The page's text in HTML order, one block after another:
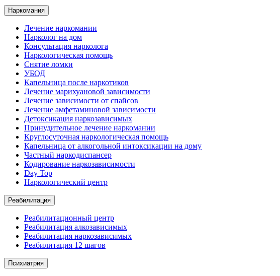
Наркомания
Лечение наркомании
Нарколог на дом
Консультация нарколога
Наркологическая помощь
Снятие ломки
УБОД
Капельница после наркотиков
Лечение марихуановой зависимости
Лечение зависимости от спайсов
Лечение амфетаминовой зависимости
Детоксикация наркозависимых
Принудительное лечение наркомании
Круглосуточная наркологическая помощь
Капельница от алкогольной интоксикации на дому
Частный наркодиспансер
Кодирование наркозависимости
Day Top
Наркологический центр
Реабилитация
Реабилитационный центр
Реабилитация алкозависимых
Реабилитация наркозависимых
Реабилитация 12 шагов
Психиатрия